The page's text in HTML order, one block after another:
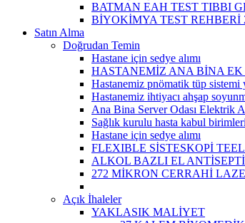
BATMAN EAH TEST TIBBI
BİYOKİMYA TEST REHBERİ
Satın Alma
Doğrudan Temin
Hastane için sedye alımı
HASTANEMİZ ANA BİNA
Hastanemiz pnömatik tüp sistemi
Hastanemiz ihtiyacı ahşap
Ana Bina Server Odası Elektrik
Sağlık kurulu hasta kabul
Hastane için sedye alımı
FLEXIBLE SİSTESKOPİ
ALKOL BAZLI EL
272 MİKRON CERRAHİ
Açık İhaleler
YAKLASIK MALİYET